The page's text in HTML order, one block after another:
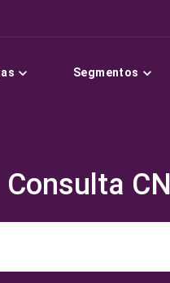
Segmentos
Consulta